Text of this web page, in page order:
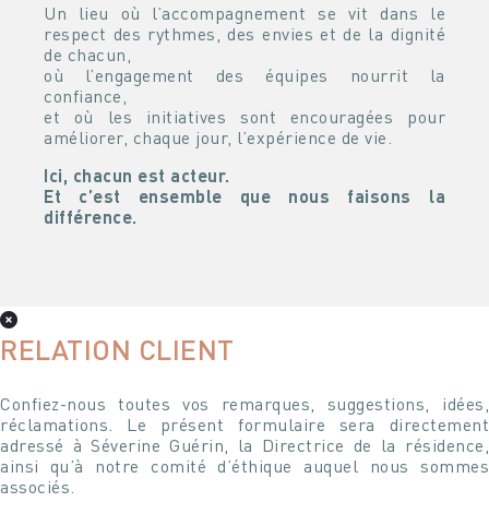
Un lieu où l’accompagnement se vit dans le
respect des rythmes, des envies et de la dignité
de chacun,
où l’engagement des équipes nourrit la
confiance,
et où les initiatives sont encouragées pour
améliorer, chaque jour, l’expérience de vie.
Ici, chacun est acteur.
Et c’est ensemble que nous faisons la
différence.
RELATION CLIENT
Confiez-nous toutes vos remarques, suggestions, idées,
réclamations. Le présent formulaire sera directement
adressé à Séverine Guérin, la Directrice de la résidence,
ainsi qu’à notre comité d’éthique auquel nous sommes
associés.